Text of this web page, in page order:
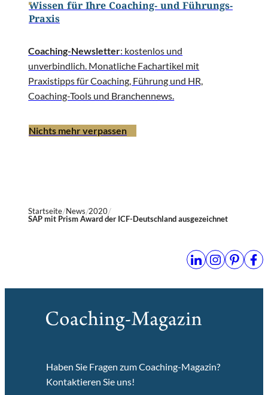
Wissen für Ihre Coaching- und Führungs-
Praxis
Coaching-Newsletter: kostenlos und
unverbindlich. Monatliche Fachartikel mit
Praxistipps für Coaching, Führung und HR,
Coaching-Tools und Branchennews.
Nichts mehr verpassen
Startseite News 2020
SAP mit Prism Award der ICF-Deutschland ausgezeichnet
Haben Sie Fragen zum Coaching-Magazin?
Kontaktieren Sie uns!